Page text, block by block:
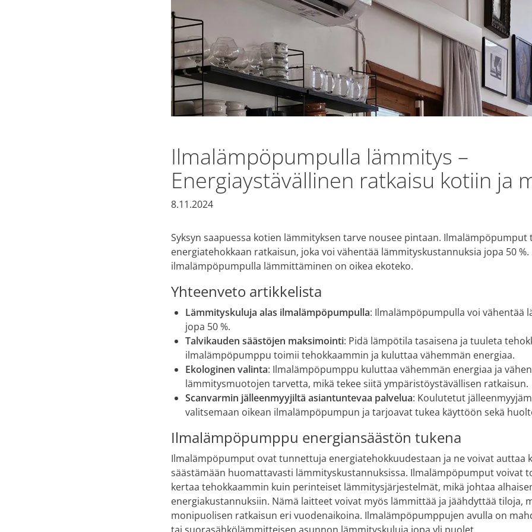
Ilmalämpöpumpulla lämmitys –
Energiaystävällinen ratkaisu kotiin ja
8.11.2024
Syksyn saapuessa kotien lämmityksen tarve nousee pintaan. Ilmalämpöpumput
energiatehokkaan ratkaisun, joka voi vähentää lämmityskustannuksia jopa 50 %.
ilmalämpöpumpulla lämmittäminen on oikea ekoteko.
Yhteenveto artikkelista
Lämmityskuluja alas ilmalämpöpumpulla: Ilmalämpöpumpulla voi vähentää
jopa 50 %.
Talvikauden säästöjen maksimointi: Pidä lämpötila tasaisena ja tuuleta
ilmalämpöpumppu toimii tehokkaammin ja kuluttaa vähemmän energiaa.
Ekologinen valinta: Ilmalämpöpumppu kuluttaa vähemmän energiaa ja
lämmitysmuotojen tarvetta, mikä tekee siitä ympäristöystävällisen ratkaisun.
Scanvarmin jälleenmyyjiltä asiantuntevaa palvelua: Koulutetut
valitsemaan oikean ilmalämpöpumpun ja tarjoavat tukea käyttöön sekä
Ilmalämpöpumppu energiansäästön tukena
Ilmalämpöpumput ovat tunnettuja energiatehokkuudestaan ja ne voivat auttaa
säästämään huomattavasti lämmityskustannuksissa. Ilmalämpöpumput voivat
kertaa tehokkaammin kuin perinteiset lämmitysjärjestelmät, mikä johtaa
energiakustannuksiin. Nämä laitteet voivat myös lämmittää ja jäähdyttää tiloja,
monipuolisen ratkaisun eri vuodenaikoina. Ilmalämpöpumppujen avulla on